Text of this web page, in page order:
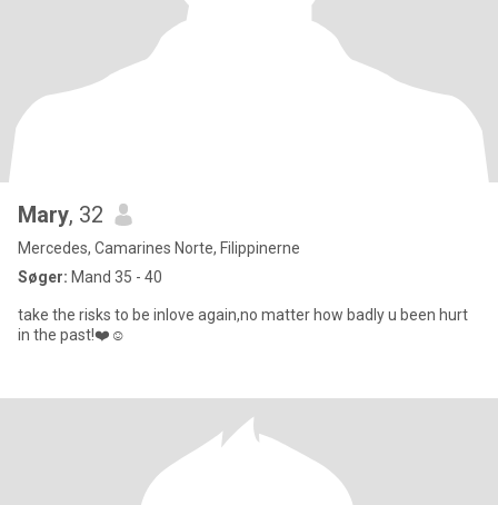
Mary, 32
Mercedes, Camarines Norte, Filippinerne
Søger: Mand 35 - 40
take the risks to be inlove again,no matter how badly u been hurt
in the past!❤️☺️